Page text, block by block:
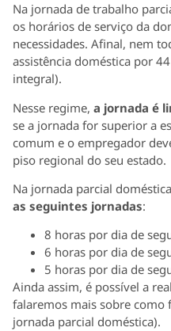
Na jornada de trabalho
os horários de serviço da
necessidades. Afinal, nem
assistência doméstica por
integral).
Nesse regime, a jornada é
se a jornada for superior a
comum e o empregador
piso regional do seu estado.
Na jornada parcial
as seguintes jornadas:
8 horas por dia de
6 horas por dia de
5 horas por dia de
Ainda assim, é possível a
falaremos mais sobre como
jornada parcial doméstica).